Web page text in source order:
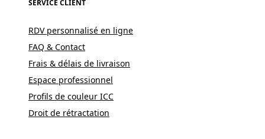
SERVICE CLIENT
RDV personnalisé en ligne
FAQ & Contact
Frais & délais de livraison
Espace professionnel
Profils de couleur ICC
Droit de rétractation